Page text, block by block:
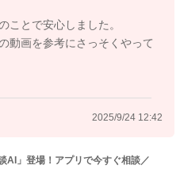
ことで安心しました。
動画を参考にさっそくやって
2025/9/24 12:42
AI」登場！アプリで今すぐ相談／